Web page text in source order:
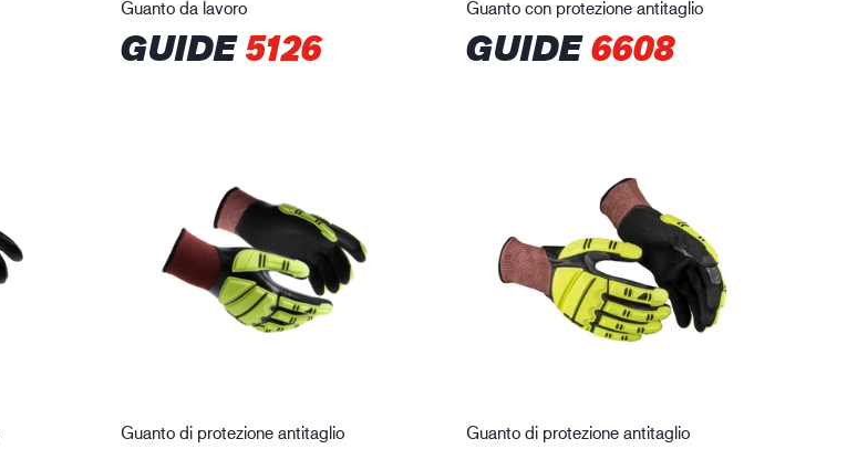
Guanto da lavoro
GUIDE5126
Guanto con protezione antitaglio
GUIDE6608
Guanto di protezione antitaglio Guanto di protezione antitaglio